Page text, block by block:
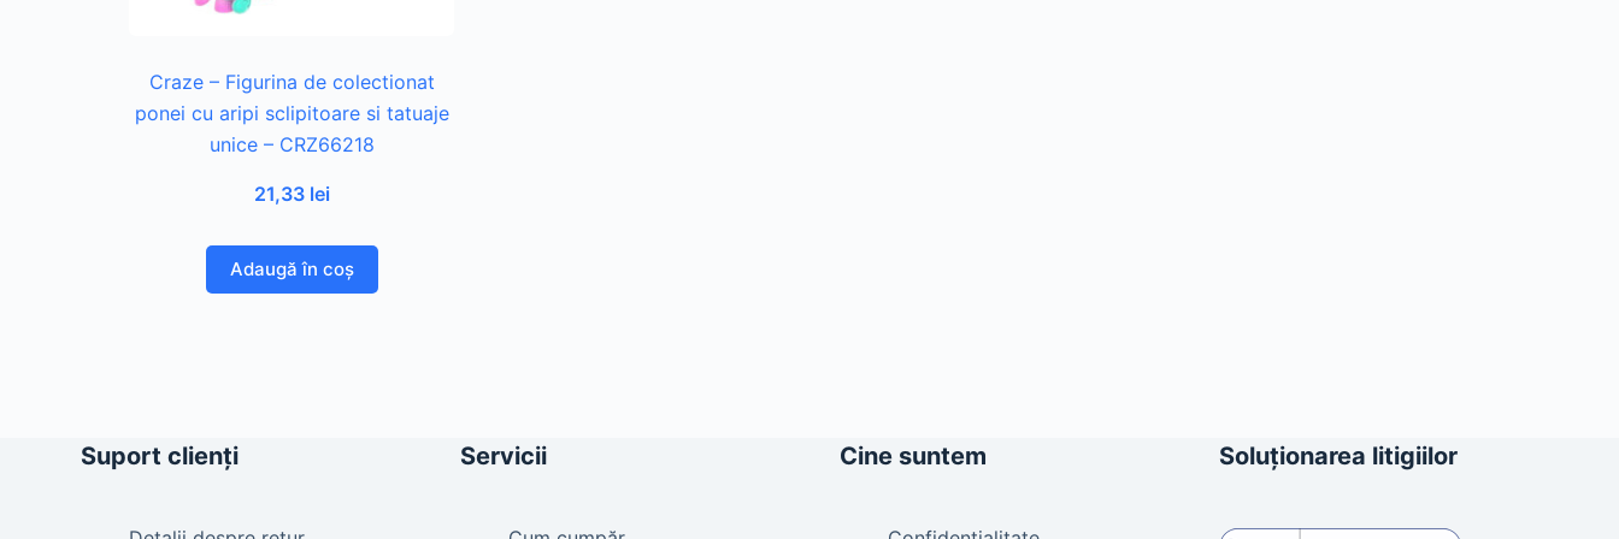
Craze – Figurina de colectionat
ponei cu aripi sclipitoare si tatuaje
unice – CRZ66218
21,33 lei
Adaugă în coș
Suport clienți Servicii Cine suntem Soluționarea litigiilor